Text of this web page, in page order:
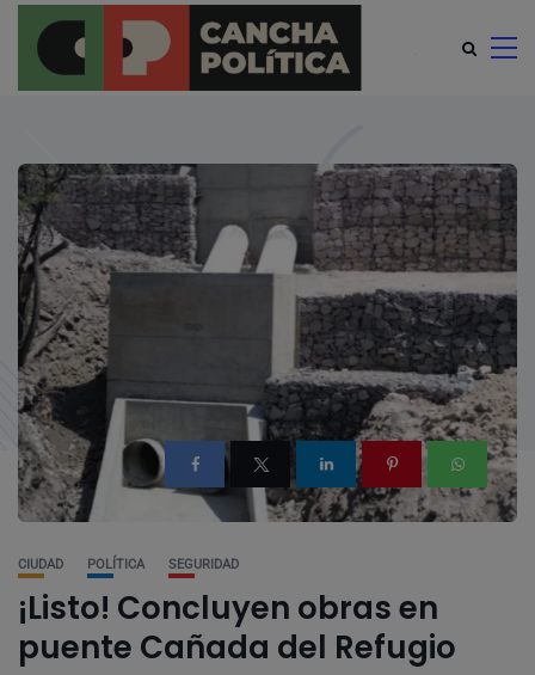
CIUDAD POLÍTICA SEGURIDAD
¡Listo! Concluyen obras en
puente Cañada del Refugio